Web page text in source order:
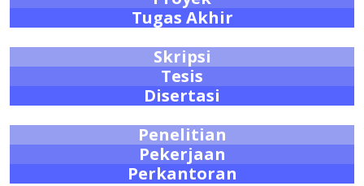
Tugas Akhir
Skripsi
Tesis
Disertasi
Penelitian
Pekerjaan
Perkantoran